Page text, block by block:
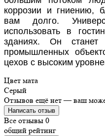
коррозии и гниению,
вам долго.
использовать в
зданиях. Он
промышленных
цехов с высоким
Цвет мата
Серый
Отзывов ещё нет — ваш
Написать отзыв
Все отзывы 0
общий рейтинг